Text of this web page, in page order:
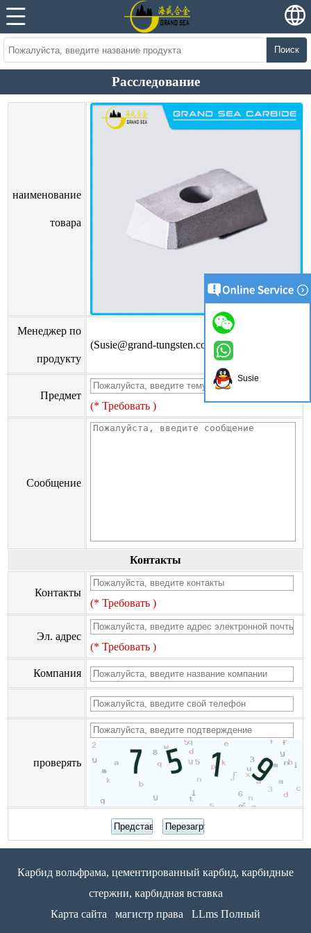
Поиск
Расследование
наименование
товара
Менеджер по
продукту
(Susie@grand-tungsten.com)
Предмет
(* Требовать )
Сообщение
Контакты
Контакты
(* Требовать )
Эл. адрес
(* Требовать )
Компания
проверять
Карбид вольфрама, цементированный карбид, карбидные
стержни, карбидная вставка
Карта сайта
магистр права LLms Полный
Susie